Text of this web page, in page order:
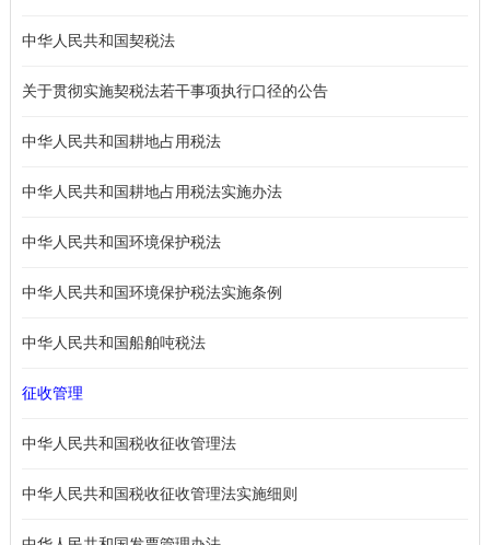
中华人民共和国契税法
关于贯彻实施契税法若干事项执行口径的公告
中华人民共和国耕地占用税法
中华人民共和国耕地占用税法实施办法
中华人民共和国环境保护税法
中华人民共和国环境保护税法实施条例
中华人民共和国船舶吨税法
征收管理
中华人民共和国税收征收管理法
中华人民共和国税收征收管理法实施细则